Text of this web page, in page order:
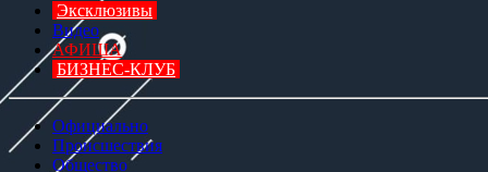
Эксклюзивы
Видео
АФИША
БИЗНЕС-КЛУБ
Официально
Происшествия
Общество